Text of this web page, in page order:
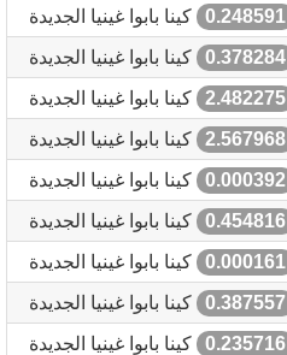
0.248591
كينا بابوا غينيا الجديدة
0.378284
كينا بابوا غينيا الجديدة
2.482275
كينا بابوا غينيا الجديدة
2.567968
كينا بابوا غينيا الجديدة
0.000392
كينا بابوا غينيا الجديدة
0.454816
كينا بابوا غينيا الجديدة
0.000161
كينا بابوا غينيا الجديدة
0.387557
كينا بابوا غينيا الجديدة
0.235716
كينا بابوا غينيا الجديدة